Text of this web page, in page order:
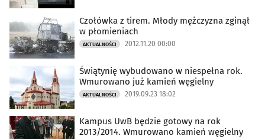
Czołówka z tirem. Młody mężczyzna zginął
w płomieniach
AKTUALNOŚCI 2012.11.20 00:00
Świątynię wybudowano w niespełna rok.
Wmurowano już kamień węgielny
AKTUALNOŚCI 2019.09.23 18:02
Kampus UwB będzie gotowy na rok
2013/2014. Wmurowano kamień węgielny